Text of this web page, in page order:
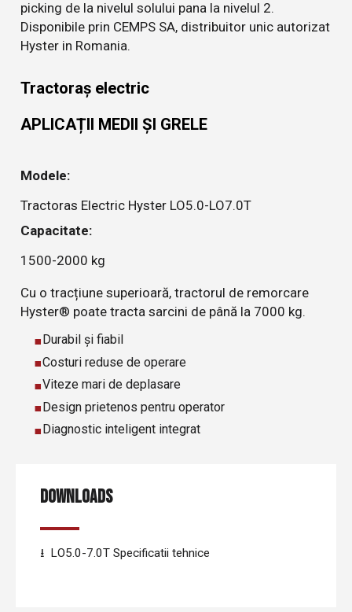
picking de la nivelul solului pana la nivelul 2.
Disponibile prin CEMPS SA, distribuitor unic autorizat
Hyster in Romania.
Tractoraș electric
APLICAȚII MEDII ȘI GRELE
Modele:
Tractoras Electric Hyster LO5.0-LO7.0T
Capacitate:
1500-2000 kg
Cu o tracțiune superioară, tractorul de remorcare
Hyster® poate tracta sarcini de până la 7000 kg.
Durabil și fiabil
Costuri reduse de operare
Viteze mari de deplasare
Design prietenos pentru operator
Diagnostic inteligent integrat
DOWNLOADS
LO5.0-7.0T Specificatii tehnice